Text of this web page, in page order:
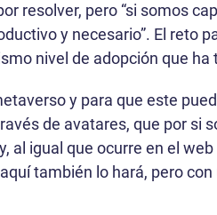
resolver, pero “si somos
y necesario”. El reto
nivel de adopción que ha
y para que este
de avatares, que por si
al igual que ocurre en el
también lo hará, pero